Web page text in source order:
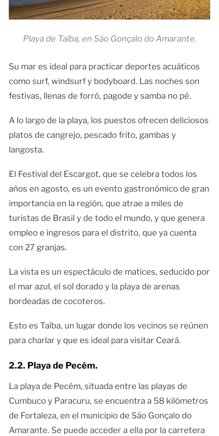
Playa de Taíba, en São Gonçalo do Amarante.
Su mar es ideal para practicar deportes acuáticos
como surf, windsurf y bodyboard. Las noches son
festivas, llenas de forró, pagode y samba no pé.
A lo largo de la playa, los puestos ofrecen deliciosos
platos de cangrejo, pescado frito, gambas y
langosta.
El Festival del Escargot, que se celebra todos los
años en agosto, es un evento gastronómico de gran
importancia en la región, que atrae a miles de
turistas de Brasil y de todo el mundo, y que genera
empleo e ingresos para el distrito, que ya cuenta
con 27 granjas.
La vista es un espectáculo de matices, seducido por
el mar azul, el sol dorado y la playa de arenas
bordeadas de cocoteros.
Esto es Taíba, un lugar donde los vecinos se reúnen
para charlar y que es ideal para visitar Ceará.
2.2. Playa de Pecém.
La playa de Pecém, situada entre las playas de
Cumbuco y Paracuru, se encuentra a 58 kilómetros
de Fortaleza, en el municipio de São Gonçalo do
Amarante. Se puede acceder a ella por la carretera